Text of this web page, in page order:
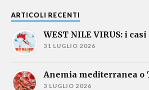
ARTICOLI RECENTI
WEST NILE VIRUS: i
31 LUGLIO 2026
Anemia mediterranea o
3 LUGLIO 2026